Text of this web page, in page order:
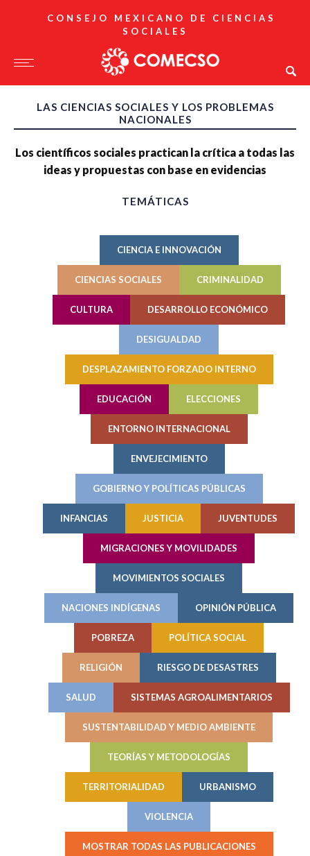
CONSEJO MEXICANO DE CIENCIAS
SOCIALES
LAS CIENCIAS SOCIALES Y LOS PROBLEMAS
NACIONALES
Los científicos sociales practican la crítica a todas las
ideas y propuestas con base en evidencias
TEMÁTICAS
CIENCIA E INNOVACIÓN
CIENCIAS SOCIALES CRIMINALIDAD
CULTURA DESARROLLO ECONÓMICO
DESIGUALDAD
DESPLAZAMIENTO FORZADO INTERNO
EDUCACIÓN ELECCIONES
ENTORNO INTERNACIONAL
ENVEJECIMIENTO
GOBIERNO Y POLÍTICAS PÚBLICAS
INFANCIAS JUSTICIA JUVENTUDES
MIGRACIONES Y MOVILIDADES
MOVIMIENTOS SOCIALES
NACIONES INDÍGENAS OPINIÓN PÚBLICA
POBREZA POLÍTICA SOCIAL
RELIGIÓN RIESGO DE DESASTRES
SALUD SISTEMAS AGROALIMENTARIOS
SUSTENTABILIDAD Y MEDIO AMBIENTE
TEORÍAS Y METODOLOGÍAS
TERRITORIALIDAD URBANISMO
VIOLENCIA
MOSTRAR TODAS LAS PUBLICACIONES